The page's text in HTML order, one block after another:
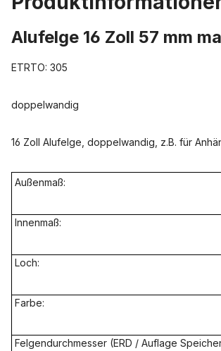
Alufelge 16 Zoll 57 mm
ETRTO: 305
doppelwandig
16 Zoll Alufelge, doppelwandig, z.B. für
Außenmaß:
Innenmaß:
Loch:
Farbe:
Felgendurchmesser (ERD / Auflage